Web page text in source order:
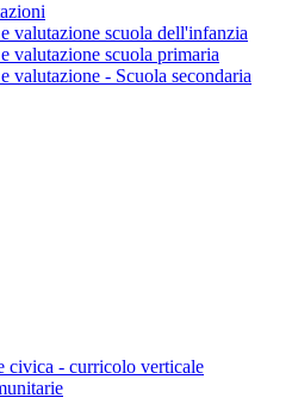
valutazione scuola dell'infanzia
valutazione scuola primaria
valutazione - Scuola secondaria
civica - curricolo verticale